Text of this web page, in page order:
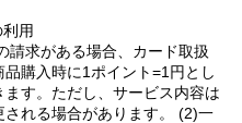
用
請求がある場合、カード取扱
品購入時に1ポイント=1円とし
ます。ただし、サービス内容は
される場合があります。 (2)一